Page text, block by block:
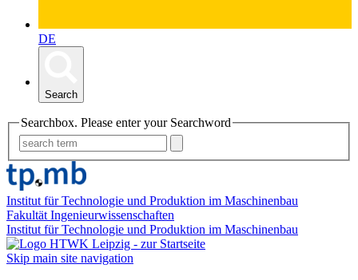
DE
Search
Searchbox. Please enter your Searchword
Institut für Technologie und Produktion im Maschinenbau
Fakultät Ingenieurwissenschaften
Institut für Technologie und Produktion im Maschinenbau
Skip main site navigation